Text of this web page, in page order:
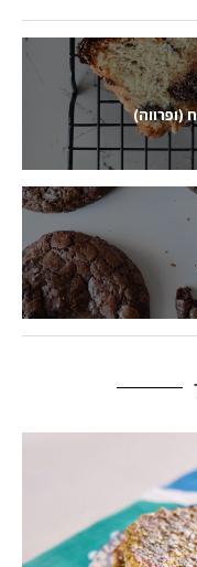
(ופרווה)